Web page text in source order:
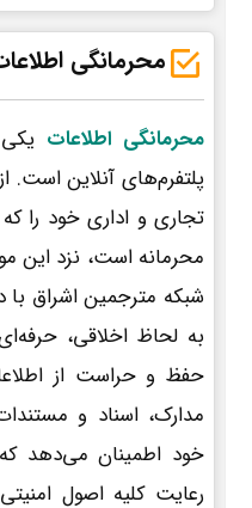
محرمانگی
محرمانگی اطلاعات
پلتفرم‌های آنلاین است.
تجاری و اداری خود را
محرمانه است، نزد این
شبکه مترجمین اشراق
به لحاظ اخلاقی،
حفظ و حراست از
مدارک، اسناد و
خود اطمینان می‌دهد
رعایت کلیه اصول